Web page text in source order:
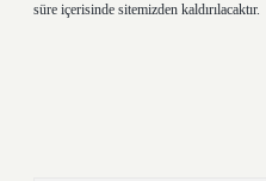
süre içerisinde sitemizden kaldırılacaktır.